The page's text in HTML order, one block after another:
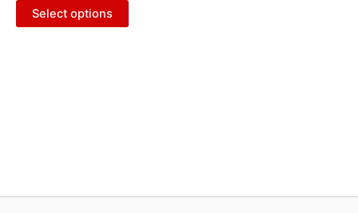
Select options